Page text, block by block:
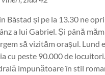
Båstad și pe la 13.30 ne
a lui Gabriel. Și până
să vizităm orașul. Lund
cu peste 90.000 de
impunătoare în stil